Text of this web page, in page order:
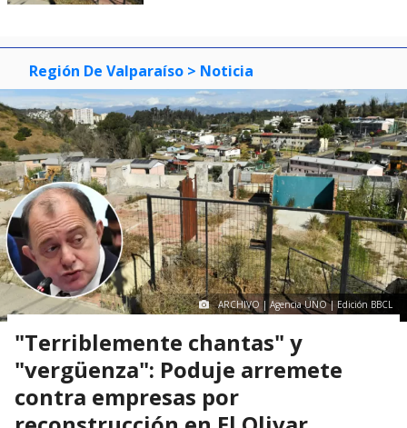
Región De Valparaíso > Noticia
ARCHIVO | Agencia UNO | Edición BBCL
"Terriblemente chantas" y
"vergüenza": Poduje arremete
contra empresas por